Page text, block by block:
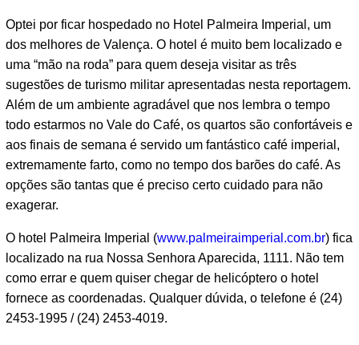
Optei por ficar hospedado no Hotel Palmeira Imperial, um
dos melhores de Valença. O hotel é muito bem localizado e
uma “mão na roda” para quem deseja visitar as três
sugestões de turismo militar apresentadas nesta reportagem.
Além de um ambiente agradável que nos lembra o tempo
todo estarmos no Vale do Café, os quartos são confortáveis e
aos finais de semana é servido um fantástico café imperial,
extremamente farto, como no tempo dos barões do café. As
opções são tantas que é preciso certo cuidado para não
exagerar.
O hotel Palmeira Imperial (www.palmeiraimperial.com.br) fica
localizado na rua Nossa Senhora Aparecida, 1111. Não tem
como errar e quem quiser chegar de helicóptero o hotel
fornece as coordenadas. Qualquer dúvida, o telefone é (24)
2453-1995 / (24) 2453-4019.